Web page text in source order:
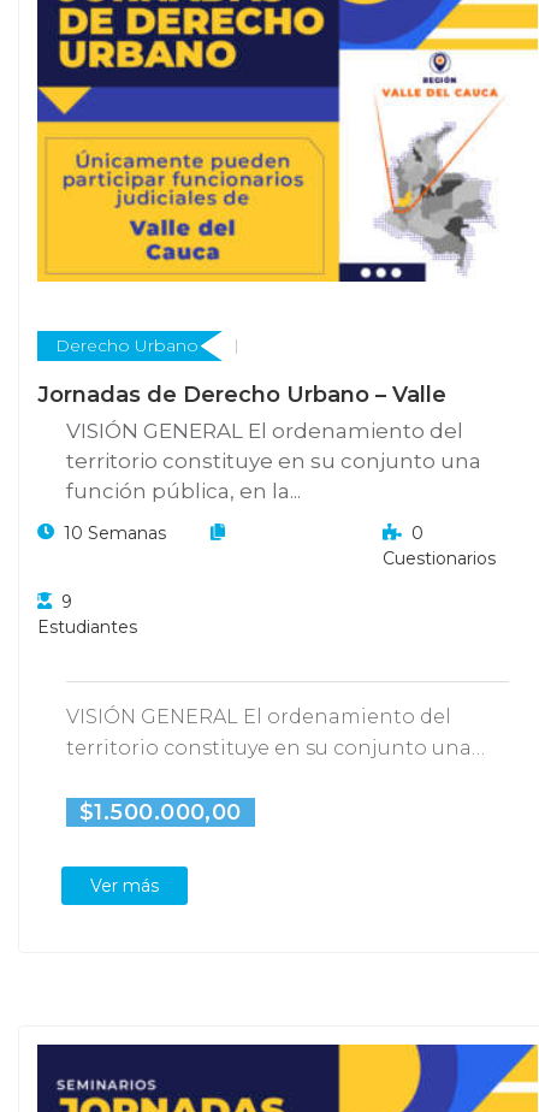
Derecho Urbano
Jornadas de Derecho Urbano – Valle
VISIÓN GENERAL El ordenamiento del
territorio constituye en su conjunto una
función pública, en la...
10 Semanas
0
Cuestionarios
9
Estudiantes
VISIÓN GENERAL El ordenamiento del
territorio constituye en su conjunto una
$1.500.000,00
Ver más